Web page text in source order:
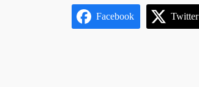
Facebook Twitter